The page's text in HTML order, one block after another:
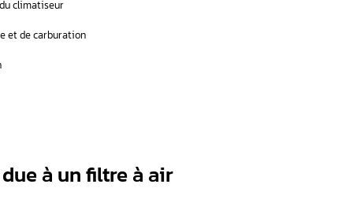
de carburant ?
technique et/ou à un manque d’entretien.
solutions pragmatiques.